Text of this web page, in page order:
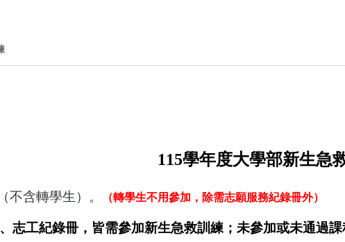
115學年度大學部新生急
不含轉學生）。 （轉學生不用參加，除需志願服務紀錄冊外）
志工紀錄冊，皆需參加新生急救訓練；未參加或未通過課